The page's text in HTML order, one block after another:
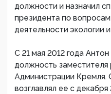
должности и назначил
президента по
деятельности экологии
С 21 мая 2012 года
должность заместителя
Администрации Кремля.
возглавлял ее с декабря